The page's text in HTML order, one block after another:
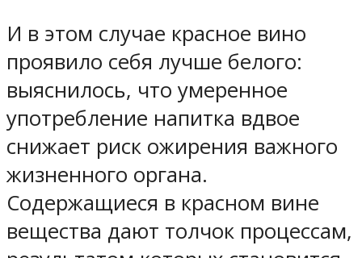
И в этом случае красное вино
проявило себя лучше белого:
выяснилось, что умеренное
употребление напитка вдвое
снижает риск ожирения важного
жизненного органа.
Содержащиеся в красном вине
вещества дают толчок процессам,